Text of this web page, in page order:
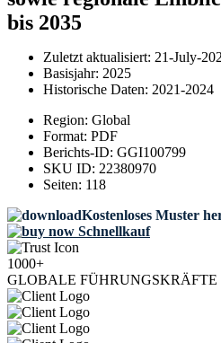
bis 2035
Zuletzt aktualisiert: 21-July-
Basisjahr: 2025
Historische Daten: 2021-2024
Region: Global
Format: PDF
Berichts-ID: GGI100799
SKU ID: 22380970
Seiten: 118
Kostenloses Muster
Schnellkauf
1000+
GLOBALE